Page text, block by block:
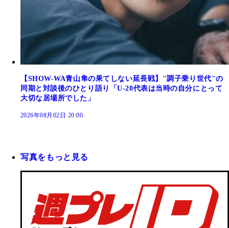
【SHOW-WA青山隼の果てしない延長戦】"調子乗り世代"の
同期と対談後のひとり語り「U-20代表は当時の自分にとって
大切な居場所でした」
2026年08月02日 20:00
写真をもっと見る